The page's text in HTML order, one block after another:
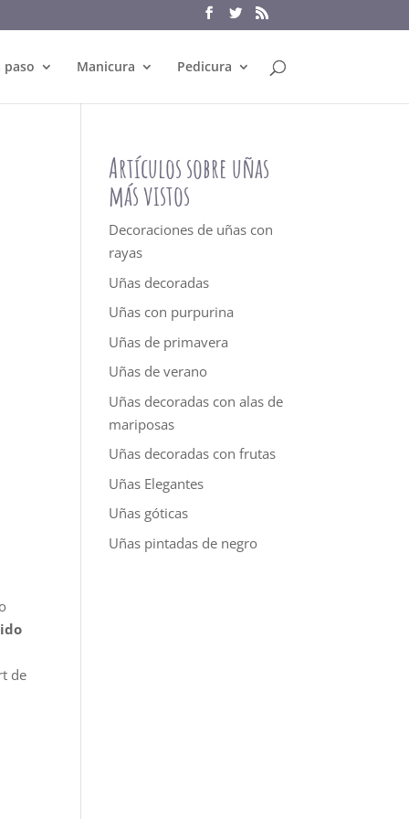
paso Manicura Pedicura
de
Artículos sobre uñas
más vistos
Decoraciones de uñas con
rayas
Uñas decoradas
Uñas con purpurina
Uñas de primavera
Uñas de verano
Uñas decoradas con alas de
mariposas
Uñas decoradas con frutas
Uñas Elegantes
Uñas góticas
Uñas pintadas de negro